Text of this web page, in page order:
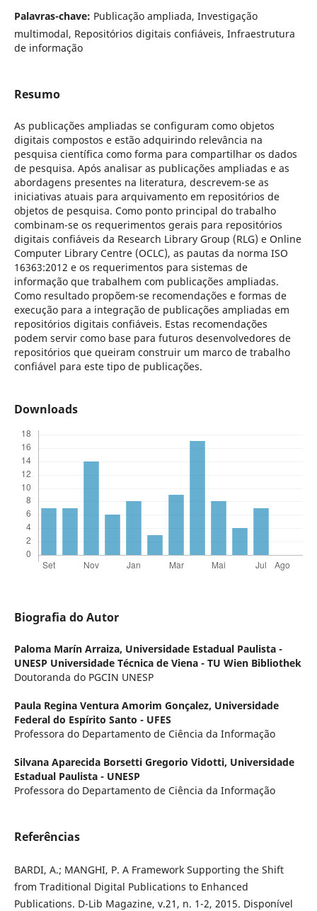
Palavras-chave: Publicação ampliada, Investigação
multimodal, Repositórios digitais confiáveis, Infraestrutura
de informação
Resumo
As publicações ampliadas se configuram como objetos
digitais compostos e estão adquirindo relevância na
pesquisa científica como forma para compartilhar os dados
de pesquisa. Após analisar as publicações ampliadas e as
abordagens presentes na literatura, descrevem-se as
iniciativas atuais para arquivamento em repositórios de
objetos de pesquisa. Como ponto principal do trabalho
combinam-se os requerimentos gerais para repositórios
digitais confiáveis da Research Library Group (RLG) e Online
Computer Library Centre (OCLC), as pautas da norma ISO
16363:2012 e os requerimentos para sistemas de
informação que trabalhem com publicações ampliadas.
Como resultado propõem-se recomendações e formas de
execução para a integração de publicações ampliadas em
repositórios digitais confiáveis. Estas recomendações
podem servir como base para futuros desenvolvedores de
repositórios que queiram construir um marco de trabalho
confiável para este tipo de publicações.
Downloads
Biografia do Autor
Paloma Marín Arraiza, Universidade Estadual Paulista -
UNESP Universidade Técnica de Viena - TU Wien Bibliothek
Doutoranda do PGCIN UNESP
Paula Regina Ventura Amorim Gonçalez, Universidade
Federal do Espírito Santo - UFES
Professora do Departamento de Ciência da Informação
Silvana Aparecida Borsetti Gregorio Vidotti, Universidade
Estadual Paulista - UNESP
Professora do Departamento de Ciência da Informação
Referências
BARDI, A.; MANGHI, P. A Framework Supporting the Shift
from Traditional Digital Publications to Enhanced
Publications. D-Lib Magazine, v.21, n. 1-2, 2015. Disponível